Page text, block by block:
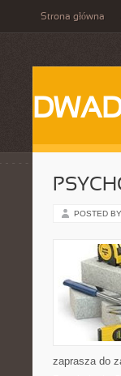
Strona główna
POSTED
zaprasza do